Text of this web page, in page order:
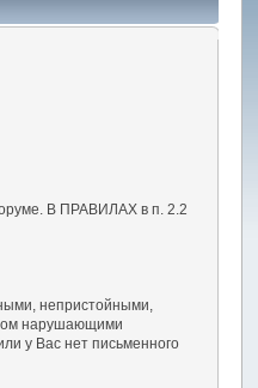
В ПРАВИЛАХ в п. 2.2
непристойными,
нарушающими
у Вас нет письменного